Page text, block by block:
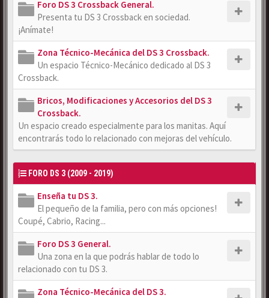
Foro DS 3 Crossback General.
Presenta tu DS 3 Crossback en sociedad.
¡Anímate!
Zona Técnico-Mecánica del DS 3 Crossback.
Un espacio Técnico-Mecánico dedicado al DS 3
Crossback.
Bricos, Modificaciones y Accesorios del DS 3
Crossback.
Un espacio creado especialmente para los manitas. Aquí
encontrarás todo lo relacionado con mejoras del vehículo.
FORO DS 3 (2009 - 2019)
Enseña tu DS 3.
El pequeño de la familia, pero con más opciones!
Coupé, Cabrio, Racing...
Foro DS 3 General.
Una zona en la que podrás hablar de todo lo
relacionado con tu DS 3.
Zona Técnico-Mecánica del DS 3.